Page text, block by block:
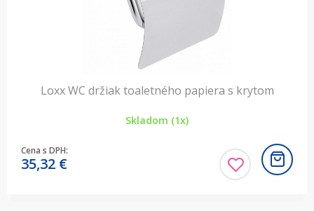
Loxx WC držiak toaletného papiera s krytom
Skladom (1x)
Cena s DPH:
35,32 €